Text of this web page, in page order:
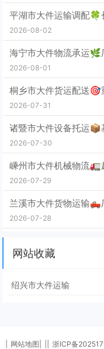
平湖市大件运输调配
2026-08-02
海宁市大件物流承运
2026-08-01
桐乡市大件货运配送
2026-07-31
诸暨市大件设备托运
2026-07-30
嵊州市大件机械物流
2026-07-29
兰溪市大件货物运输
2026-07-28
网站收藏
绍兴市大件运输
网站地图| 浙ICP备